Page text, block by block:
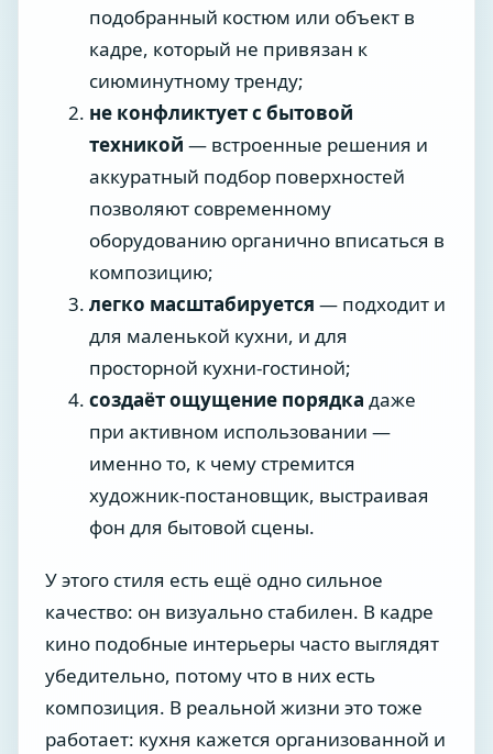
подобранный костюм или объект в
кадре, который не привязан к
сиюминутному тренду;
не конфликтует с бытовой
техникой — встроенные решения и
аккуратный подбор поверхностей
позволяют современному
оборудованию органично вписаться в
композицию;
легко масштабируется — подходит и
для маленькой кухни, и для
просторной кухни-гостиной;
создаёт ощущение порядка даже
при активном использовании —
именно то, к чему стремится
художник-постановщик, выстраивая
фон для бытовой сцены.
У этого стиля есть ещё одно сильное
качество: он визуально стабилен. В кадре
кино подобные интерьеры часто выглядят
убедительно, потому что в них есть
композиция. В реальной жизни это тоже
работает: кухня кажется организованной и